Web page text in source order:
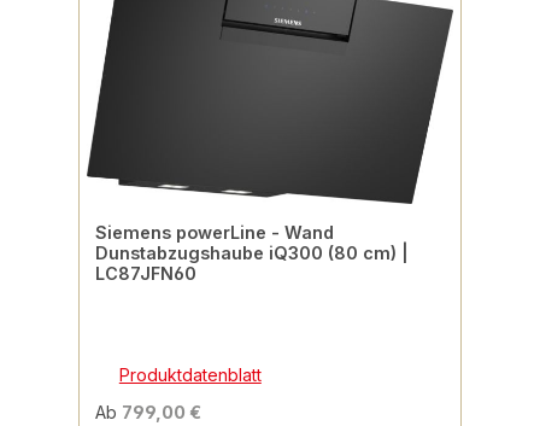
Siemens powerLine - Wand
Dunstabzugshaube iQ300 (80 cm) |
LC87JFN60
Produktdatenblatt
Ab 799,00 €